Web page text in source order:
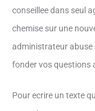
conseillee dans seul
chemise sur une
administrateur abuse
fonder vos questions
Pour ecrire un texte